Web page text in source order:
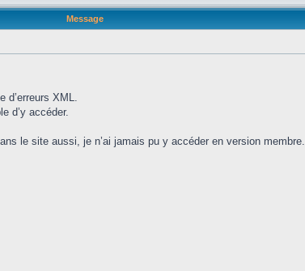
Message
d’erreurs XML.
d’y accéder.
le site aussi, je n’ai jamais pu y accéder en version membre.